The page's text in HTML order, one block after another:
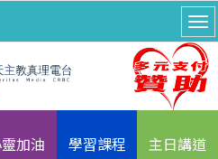
加油 學習課程 主日講道